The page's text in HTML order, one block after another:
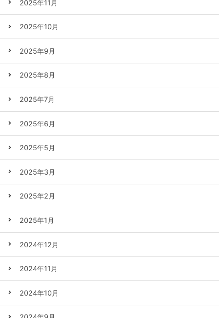
2025年11月
2025年10月
2025年9月
2025年8月
2025年7月
2025年6月
2025年5月
2025年3月
2025年2月
2025年1月
2024年12月
2024年11月
2024年10月